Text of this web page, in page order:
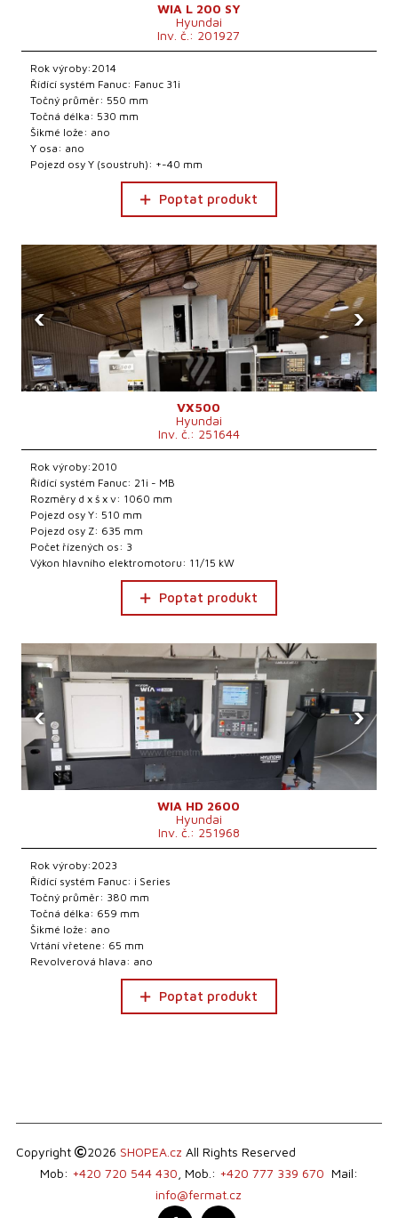
WIA L 200 SY
Hyundai
Inv. č.: 201927
Rok výroby:2014
Řídící systém Fanuc: Fanuc 31i
Točný průměr: 550 mm
Točná délka: 530 mm
Šikmé lože: ano
Y osa: ano
Pojezd osy Y (soustruh): +-40 mm
Poptat produkt
‹ ›
VX500
Hyundai
Inv. č.: 251644
Rok výroby:2010
Řídící systém Fanuc: 21i - MB
Rozměry d x š x v: 1060 mm
Pojezd osy Y: 510 mm
Pojezd osy Z: 635 mm
Počet řízených os: 3
Výkon hlavního elektromotoru: 11/15 kW
Poptat produkt
‹ ›
WIA HD 2600
Hyundai
Inv. č.: 251968
Rok výroby:2023
Řídící systém Fanuc: i Series
Točný průměr: 380 mm
Točná délka: 659 mm
Šikmé lože: ano
Vrtání vřetene: 65 mm
Revolverová hlava: ano
Poptat produkt
Copyright 2026 SHOPEA.cz All Rights Reserved
Mob: +420 720 544 430 , Mob.: +420 777 339 670 Mail:
info@fermat.cz